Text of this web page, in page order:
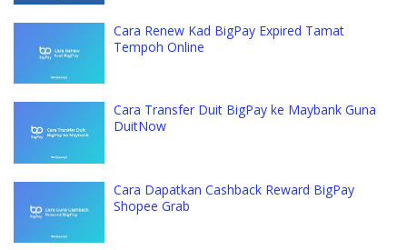
Cara Renew Kad BigPay Expired Tamat
Tempoh Online
Cara Transfer Duit BigPay ke Maybank Guna
DuitNow
Cara Dapatkan Cashback Reward BigPay
Shopee Grab